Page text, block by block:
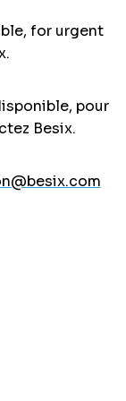
for urgent
pour
Besix.